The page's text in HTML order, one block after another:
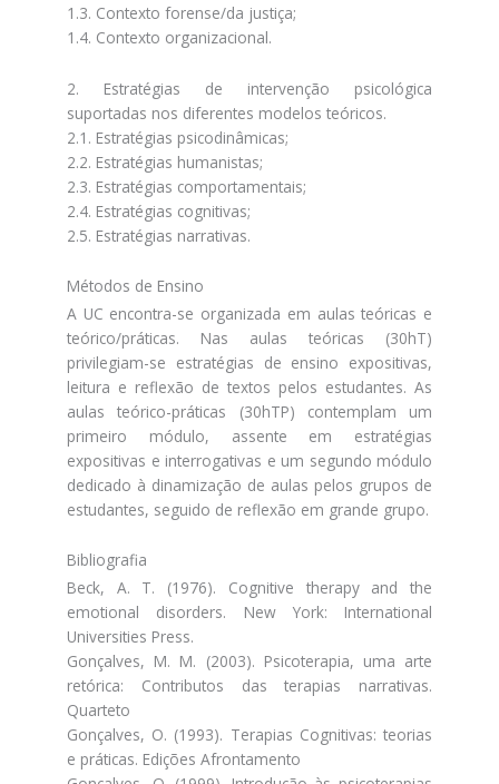
1.3. Contexto forense/da justiça;
1.4. Contexto organizacional.
2. Estratégias de intervenção psicológica
suportadas nos diferentes modelos teóricos.
2.1. Estratégias psicodinâmicas;
2.2. Estratégias humanistas;
2.3. Estratégias comportamentais;
2.4. Estratégias cognitivas;
2.5. Estratégias narrativas.
Métodos de Ensino
A UC encontra-se organizada em aulas teóricas e
teórico/práticas. Nas aulas teóricas (30hT)
privilegiam-se estratégias de ensino expositivas,
leitura e reflexão de textos pelos estudantes. As
aulas teórico-práticas (30hTP) contemplam um
primeiro módulo, assente em estratégias
expositivas e interrogativas e um segundo módulo
dedicado à dinamização de aulas pelos grupos de
estudantes, seguido de reflexão em grande grupo.
Bibliografia
Beck, A. T. (1976). Cognitive therapy and the
emotional disorders. New York: International
Universities Press.
Gonçalves, M. M. (2003). Psicoterapia, uma arte
retórica: Contributos das terapias narrativas.
Quarteto
Gonçalves, O. (1993). Terapias Cognitivas: teorias
e práticas. Edições Afrontamento